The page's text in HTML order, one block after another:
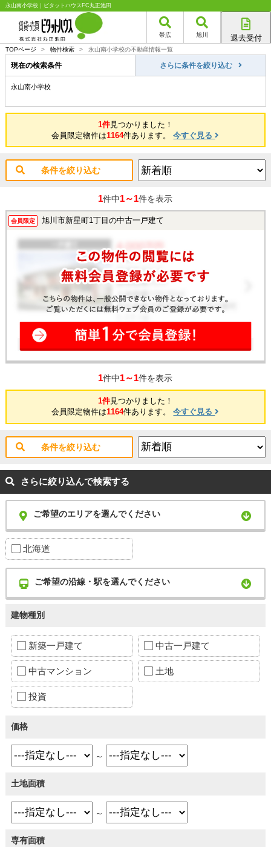
永山南小学校｜ピタットハウスFC丸正池田
帯広 旭川 退去受付
旭川店
TOPページ > 物件検索 > 永山南小学校の不動産情報一覧
現在の検索条件 さらに条件を絞り込む
永山南小学校
1件見つかりました！
会員限定物件は1164件あります。今すぐ見る
条件を絞り込む
1件中1～1件を表示
会員限定 旭川市新星町1丁目の中古一戸建て
1件中1～1件を表示
1件見つかりました！
会員限定物件は1164件あります。今すぐ見る
条件を絞り込む
さらに絞り込んで検索する
ご希望のエリアを選んでください
北海道
ご希望の沿線・駅を選んでください
建物種別
新築一戸建て 中古一戸建て
中古マンション 土地
投資
価格
～
土地面積
～
専有面積